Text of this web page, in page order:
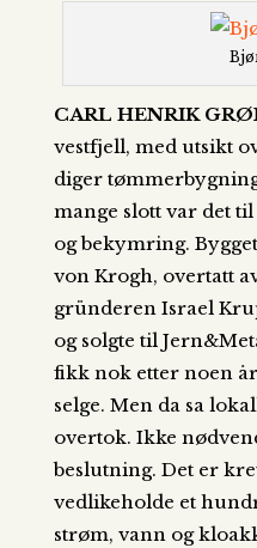
CARL HENRIK
vestfjell, med utsikt
diger
mange slott var det
og bekymring.
von Krogh, overtatt
gründeren Israel
og solgte til
fikk nok etter noen
selge. Men da sa
overtok. Ikke
beslutning. Det er
vedlikeholde et
strøm, vann og